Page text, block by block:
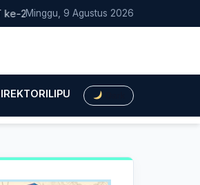
Partai Demokrat Bali Lakukan Aksi
Minggu, 9 Agustus 2026
LIPUTAN HUKUMLIPUTAN